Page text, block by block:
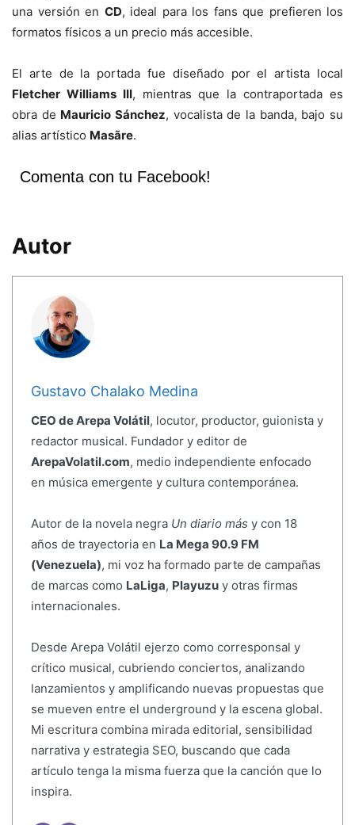
una versión en CD, ideal para los fans que prefieren los
formatos físicos a un precio más accesible.
El arte de la portada fue diseñado por el artista local
Fletcher Williams III, mientras que la contraportada es
obra de Mauricio Sánchez, vocalista de la banda, bajo su
alias artístico Masãre.
Comenta con tu Facebook!
Autor
Gustavo Chalako Medina
CEO de Arepa Volátil, locutor, productor, guionista y
redactor musical. Fundador y editor de
ArepaVolatil.com, medio independiente enfocado
en música emergente y cultura contemporánea.
Autor de la novela negra Un diario más y con 18
años de trayectoria en La Mega 90.9 FM
(Venezuela), mi voz ha formado parte de campañas
de marcas como LaLiga, Playuzuy otras firmas
internacionales.
Desde Arepa Volátil ejerzo como corresponsal y
crítico musical, cubriendo conciertos, analizando
lanzamientos y amplificando nuevas propuestas que
se mueven entre el underground y la escena global.
Mi escritura combina mirada editorial, sensibilidad
narrativa y estrategia SEO, buscando que cada
artículo tenga la misma fuerza que la canción que lo
inspira.